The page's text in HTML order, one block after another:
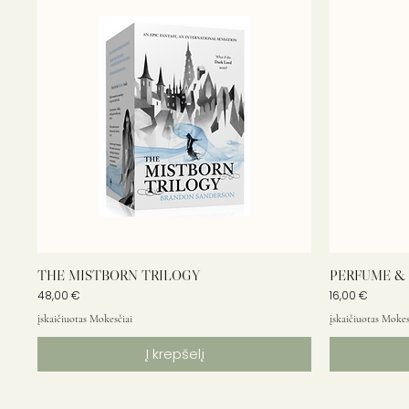
THE MISTBORN TRILOGY
Kaina
48,00 €
įskaičiuotas Mokesčiai
Į krepšelį
PERFUME
Kaina
16,00 €
įskaičiuotas